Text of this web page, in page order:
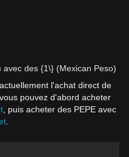
des {1\} (Mexican Peso)
l'achat direct de
pouvez d'abord acheter
, puis acheter des PEPE avec